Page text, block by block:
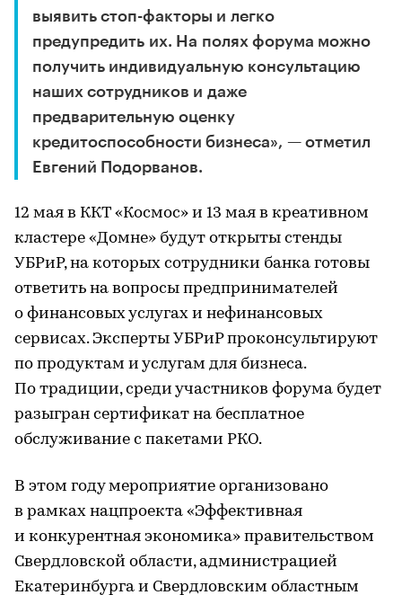
выявить стоп-факторы и легко
предупредить их. На полях форума можно
получить индивидуальную консультацию
наших сотрудников и даже
предварительную оценку
кредитоспособности бизнеса», — отметил
Евгений Подорванов.
12 мая в ККТ «Космос» и 13 мая в креативном
кластере «Домне» будут открыты стенды
УБРиР, на которых сотрудники банка готовы
ответить на вопросы предпринимателей
о финансовых услугах и нефинансовых
сервисах. Эксперты УБРиР проконсультируют
по продуктам и услугам для бизнеса.
По традиции, среди участников форума будет
разыгран сертификат на бесплатное
обслуживание с пакетами РКО.
В этом году мероприятие организовано
в рамках нацпроекта «Эффективная
и конкурентная экономика» правительством
Свердловской области, администрацией
Екатеринбурга и Свердловским областным